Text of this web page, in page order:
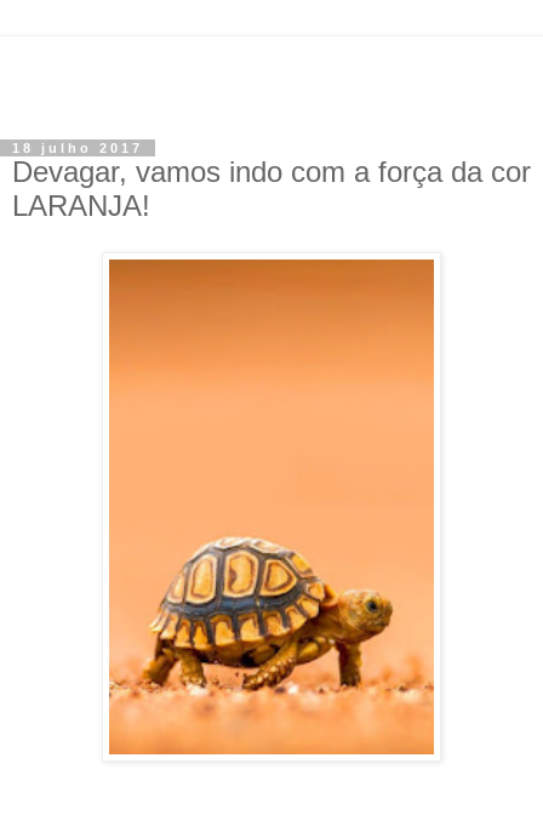
18 julho 2017
Devagar, vamos indo com a força da cor
LARANJA!